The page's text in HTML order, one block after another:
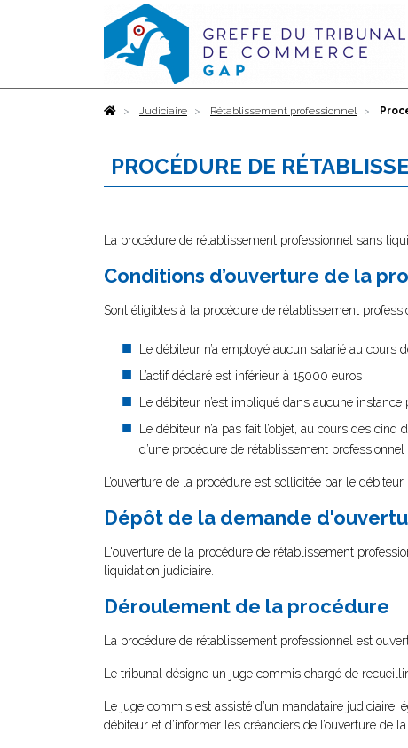
AccueilJudiciaire Rétablissement professionnel
PROCÉDURE DE
La procédure de rétablissement professionnel sans
Conditions d’ouverture de la
Sont éligibles à la procédure de rétablissement
Le débiteur n’a employé aucun salarié au cours
L’actif déclaré est inférieur à 15000 euros
Le débiteur n’est impliqué dans aucune
Le débiteur n’a pas fait l’objet, au cours des
d’une procédure de rétablissement
L’ouverture de la procédure est sollicitée par le
Dépôt de la demande
L'ouverture de la procédure de rétablissement
liquidation judiciaire.
Déroulement de la procédure
La procédure de rétablissement professionnel est
Le tribunal désigne un juge commis chargé de
Le juge commis est assisté d’un mandataire
débiteur et d’informer les créanciers de l’ouverture de